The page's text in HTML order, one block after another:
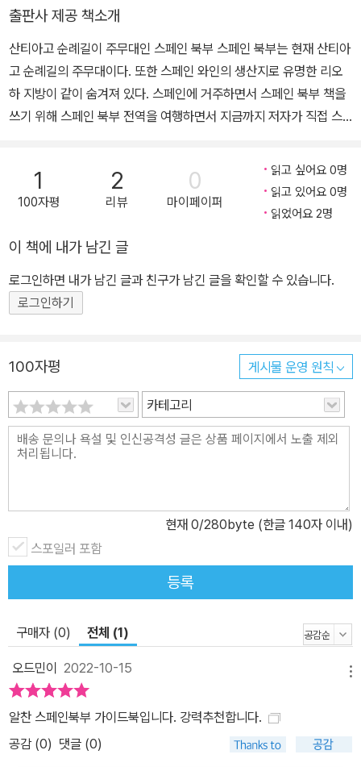
고 있다. 저서로 아이슬란드, 블라디보스토크, 베트남, 폴란드, 하노
이, 산티아고 순례길 등이 출간되었고 북유럽, 이탈리아, 남프랑스 등
이 발간될 예정이다. 폴라 http://naver.me/xPEdlD2t
출판사 제공 책소개
산티아고 순례길이 주무대인 스페인 북부 스페인 북부는 현재 산티아
고 순례길의 주무대이다. 또한 스페인 와인의 생산지로 유명한 리오
하 지방이 같이 숨겨져 있다. 스페인에 거주하면서 스페인 북부 책을
쓰기 위해 스페인 북부 전역을 여행하면서 지금까지 저자가 직접 스
과 풍요로운 자연을 가지고 대서양에 맞닿은 스페인 북부는 감성이
가득하다. 스페인 북부에서는 가슴 깊이 공기를 마셔보자! 머리가 맑
와 바르셀로나, 마드리드 지역이다. 스페인 북부는 여행하지 않는다.
이베리안 반도의 절반만 여행했던 스페인의 진짜 모습을 만나보자.
스페인 북부는 산티아고 순례길의 프랑스 길을 걷는 순례자들에 의해
서 알려지기 시작했다. 다양한 스페인의 모습이 눈에 들어와 안달루
아름다운 자연에서 만나는 경이로운 풍광이 눈앞에 펼쳐질 것이다.
스페인 북부의 모든 여행 자료를 담기 위해 노력한 흔적이 나와 있다.
무엇보다 책의 완성은 이 책을 읽고 스페인 북부를 직접 다녀 온 독자
들의 손에 달려있을 것이다.
1
100자평
2
리뷰
0
마이페이퍼
읽고 싶어요 0명
읽고 있어요 0명
읽었어요 2명
이 책에 내가 남긴 글
로그인하면 내가 남긴 글과 친구가 남긴 글을 확인할 수 있습니다.
로그인하기
100자평 게시물 운영 원칙
카테고리
현재 0/280byte (한글 140자 이내)
스포일러 포함
등록
구매자 (0) 전체 (1)
오드민이 2022-10-15
알찬 스페인북부 가이드북입니다. 강력추천합니다.
공감 (0) 댓글 (0)